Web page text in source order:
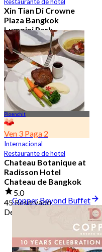
Xin Tian Di Crowne
Plaza Bangkok
Lumpini Park
4.5
5.4K Reservado
Desde฿ 592
Ploenchit
Ven 3 Paga 2
Internacional
Restaurante de hotel
Chateau Botanique at
Radisson Hotel
Chateau de Bangkok
5.0
45 Reservado
Desde
Copper Beyond Buffet